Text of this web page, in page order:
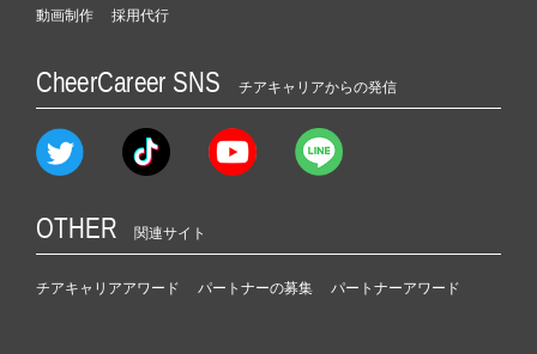
動画制作
採用代行
CheerCareer SNS チアキャリアからの発信
OTHER 関連サイト
チアキャリアアワード パートナーの募集 パートナーアワード